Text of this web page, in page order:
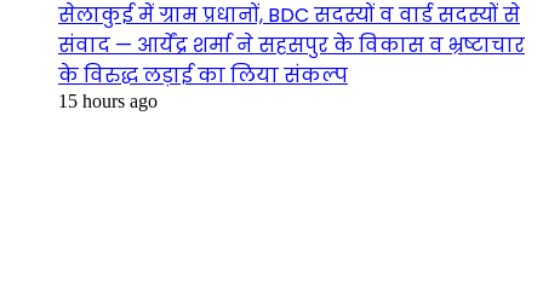
सेलाकुई में ग्राम प्रधानों, BDC सदस्यों व वार्ड सदस्यों से
संवाद — आर्येंद्र शर्मा ने सहसपुर के विकास व भ्रष्टाचार
के विरुद्ध लड़ाई का लिया संकल्प
15 hours ago